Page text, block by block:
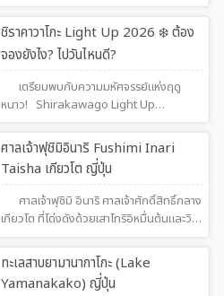
เดินป่าในฤดูร้อน เล่นสกีในฤดูหนาว พร้อม
กระเช้าลอยฟ้าและวิวพาโนรามาเหนือหุบเขา
ชิราคาวาโกะ Light Up 2026 ❄️ ต้อง
จองยังไง? ไปวันไหนดี?
เตรียมพบกับความมหัศจรรย์แห่งฤดู
หนาว! Shirakawago Light Up
2026 กลับมาแล้วกับเทศกาลแสงไฟสุดโร
แมนติกกลางหมู่บ้านมรดกโลกท่ามกลางหิมะ
ขาวโพลนจัดเพียง 4 คืนในเดือนมกราคม–
กุมภาพันธ์เท่านั้น!ไม่ว่าจะอยากชมไฟบนจุดชม
วิว Shiroyama หรือเดินเล่นในหมู่บ้าน
gassho-zukuri ที่ปกคลุมด้วยหิมะ — ที่นี่
ชีวิตนี้!
ศาลเจ้าฟุชิมิอินาริ Fushimi Inari
Taisha เกียวโต ญี่ปุ่น
ศาลเจ้าฟุชิมิ อินาริ ศาลเจ้าศักดิ์สิทธิ์กลาง
เกียวโต ที่โด่งดังด้วยเสาโทริอิหมื่นต้นและวิว
ธรรมชาติงดงาม จุดหมายแห่งศรัทธาและการ
ถ่ายภาพที่ไม่ควรพลาด
ทะเลสาบยามานากาโกะ (Lake
Yamanakako) ญี่ปุ่น